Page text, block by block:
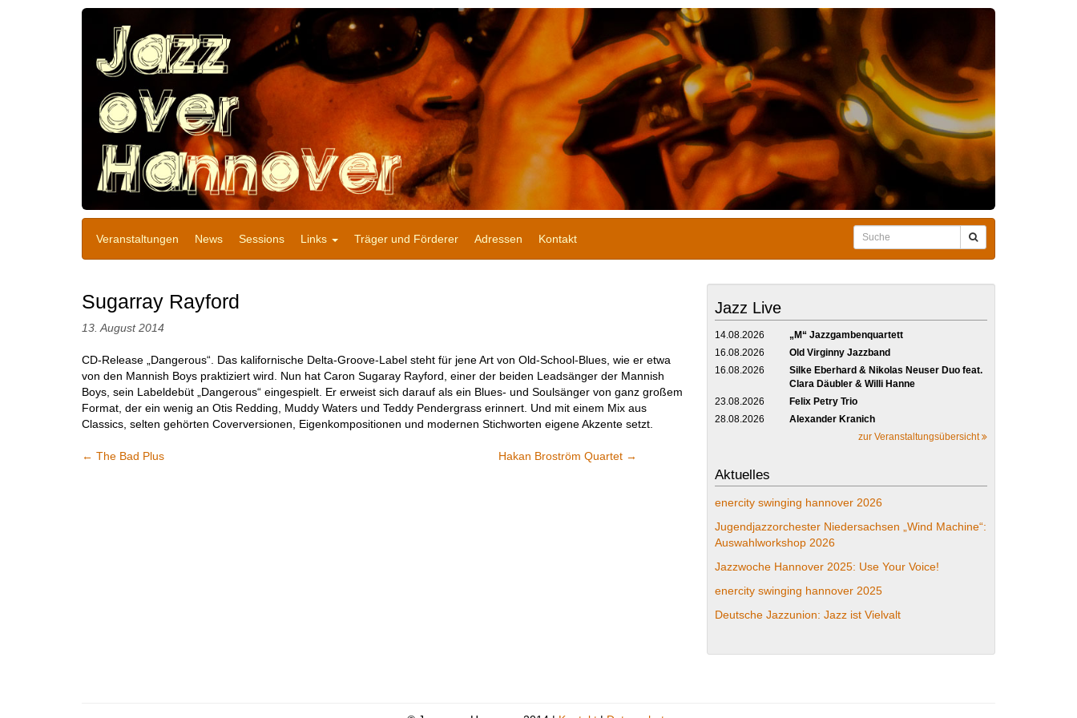
Veranstaltungen News Sessions Links Träger und Förderer Adressen Kontakt
Sugarray Rayford
13. August 2014
CD-Release „Dangerous“. Das kalifornische Delta-Groove-Label steht für jene Art von Old-School-Blues, wie er etwa
von den Mannish Boys praktiziert wird. Nun hat Caron Sugaray Rayford, einer der beiden Leadsänger der Mannish
Boys, sein Labeldebüt „Dangerous“ eingespielt. Er erweist sich darauf als ein Blues- und Soulsänger von ganz großem
Format, der ein wenig an Otis Redding, Muddy Waters und Teddy Pendergrass erinnert. Und mit einem Mix aus
Classics, selten gehörten Coverversionen, Eigenkompositionen und modernen Stichworten eigene Akzente setzt.
← The Bad Plus Hakan Broström Quartet →
Jazz Live
14.08.2026
„M“ Jazzgambenquartett
16.08.2026
Old Virginny Jazzband
16.08.2026
Silke Eberhard & Nikolas Neuser Duo feat.
Clara Däubler & Willi Hanne
23.08.2026
Felix Petry Trio
28.08.2026
Alexander Kranich
zur Veranstaltungsübersicht
Aktuelles
enercity swinging hannover 2026
Jugendjazzorchester Niedersachsen „Wind Machine“:
Auswahlworkshop 2026
Jazzwoche Hannover 2025: Use Your Voice!
enercity swinging hannover 2025
Deutsche Jazzunion: Jazz ist Vielvalt